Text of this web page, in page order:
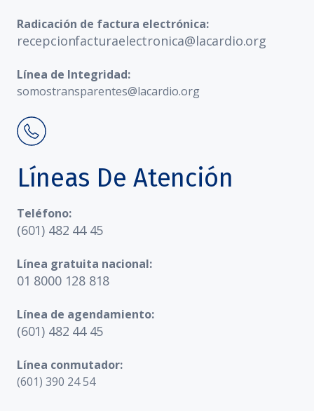
Radicación de factura electrónica:
recepcionfacturaelectronica@lacardio.org
Línea de Integridad:
somostransparentes@lacardio.org
Líneas De Atención
Teléfono:
(601) 482 44 45
Línea gratuita nacional:
01 8000 128 818
Línea de agendamiento:
(601) 482 44 45
Línea conmutador:
(601) 390 24 54